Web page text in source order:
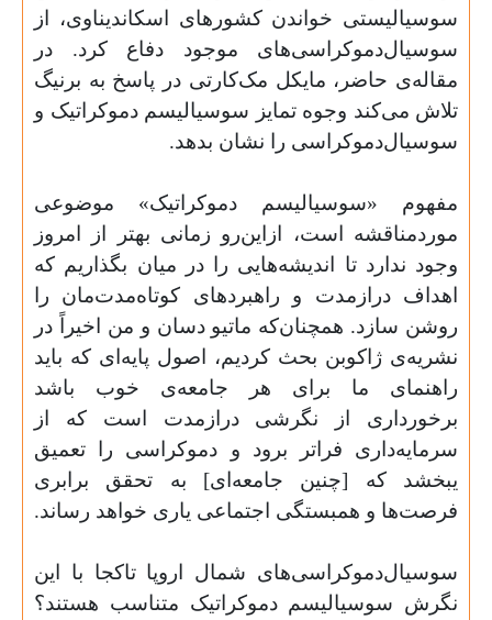
سوسیالیستی خواندن کشورهای اسکاندیناوی، از
سوسیال‌دموکراسی‌های موجود دفاع کرد. در
مقاله‌ی حاضر، مایکل مک‌کارتی در پاسخ به برنیگ
تلاش می‌کند وجوه تمایز سوسیالیسم دموکراتیک و
سوسیال‌دموکراسی را نشان بدهد.
مفهوم «سوسیالیسم دموکراتیک» موضوعی
موردمناقشه است، ازاین‌رو زمانی بهتر از امروز
وجود ندارد تا اندیشه‌‌هایی را در میان بگذاریم که
اهداف درازمدت و راهبردهای کوتاه‌مدت‌مان را
روشن سازد. همچنان‌که ماتیو دسان و من اخیراً در
نشریه‌ی ژاکوبن بحث کردیم، اصول پایه‌‌ای که باید
راهنمای ما برای هر جامعه‌‌ی خوب باشد
برخورداری از نگرشی درازمدت است که از
سرمایه‌داری فراتر برود و دموکراسی را تعمیق
یبخشد که [چنین جامعه‌ای] به تحقق برابری
فرصت‌ها و همبستگی اجتماعی یاری خواهد رساند.
سوسیال‌دموکراسی‌‌های شمال اروپا تاکجا با این
نگرش سوسیالیسم دموکراتیک متناسب هستند؟